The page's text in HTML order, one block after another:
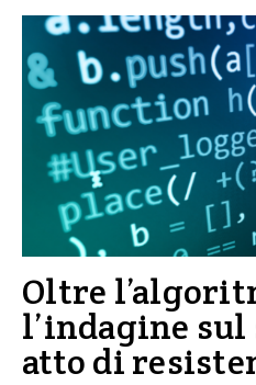
Oltre
l’indagine sul
atto di